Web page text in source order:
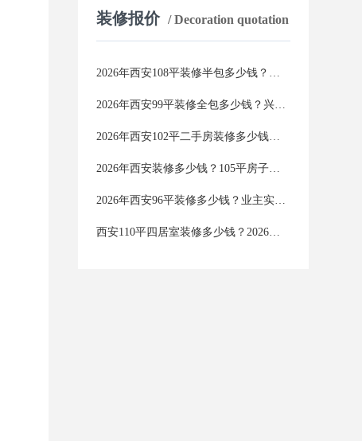
装修报价 / Decoration quotation
2026年西安99平装修全包多少钱？兴唐装饰零增项承诺，价格透明不踩坑
2026年西安102平二手房装修多少钱？这份报价单看完再装不踩坑
2026年西安装修多少钱？105平房子真实报价，附省钱避坑攻略
2026年西安96平装修多少钱？业主实测数据曝光，附避坑省钱全攻略
西安110平四居室装修多少钱？2026年西安装修价格全揭秘